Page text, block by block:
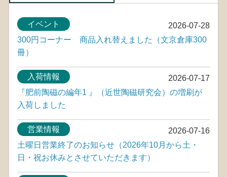
2026-07-28
イベント
300円コーナー 商品入れ替えました（文京倉庫300
冊）
2026-07-17
入荷情報
『肥前陶磁の編年1 』（近世陶磁研究会）の増刷が
入荷しました
2026-07-16
営業情報
土曜日営業終了のお知らせ（2026年10月から土・
日・祝お休みとさせていただきます）